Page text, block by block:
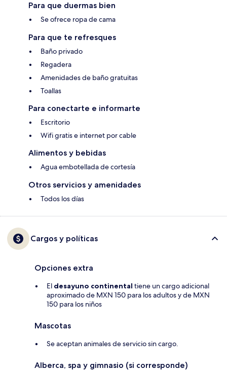
Para que duermas bien
Se ofrece ropa de cama
Para que te refresques
Baño privado
Regadera
Amenidades de baño gratuitas
Toallas
Para conectarte e informarte
Escritorio
Wifi gratis e internet por cable
Alimentos y bebidas
Agua embotellada de cortesía
Otros servicios y amenidades
Todos los días
Cargos y políticas
Opciones extra
El desayuno continental tiene un cargo adicional
aproximado de MXN 150 para los adultos y de MXN
150 para los niños
Mascotas
Se aceptan animales de servicio sin cargo.
Alberca, spa y gimnasio (si corresponde)